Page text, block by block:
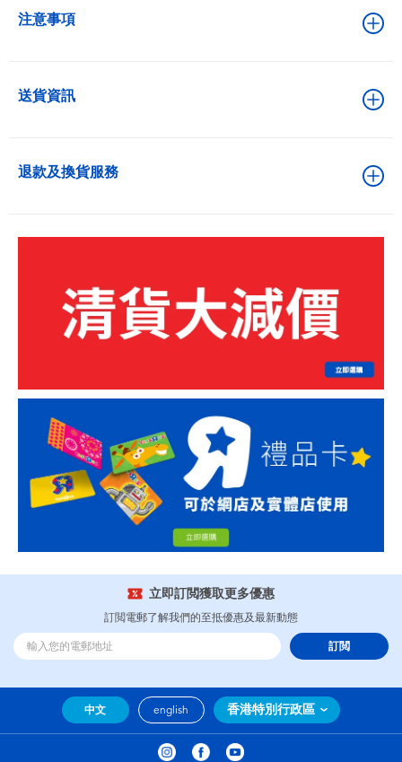
注意事項
送貨資訊
退款及換貨服務
立即訂閲獲取更多優惠
訂閲電郵了解我們的至抵優惠及最新動態
訂閲
中文 english 香港特別行政區